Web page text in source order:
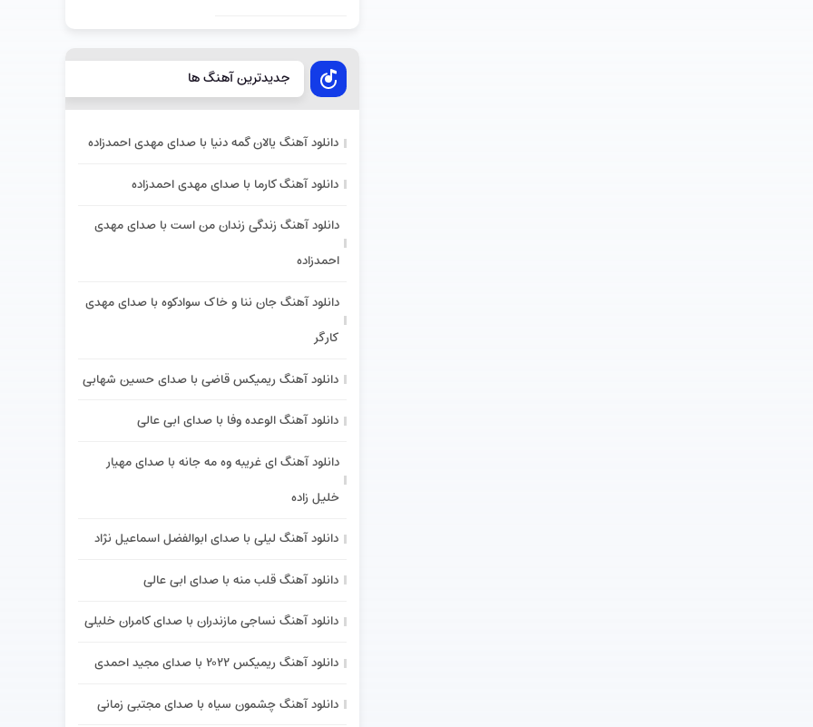
جدیدترین آهنگ ها
دانلود آهنگ یالان گمه دنیا با صدای مهدی احمدزاده
دانلود آهنگ کارما با صدای مهدی احمدزاده
دانلود آهنگ زندگی زندان من است با صدای مهدی
احمدزاده
دانلود آهنگ جان ننا و خاک سوادکوه با صدای مهدی
کارگر
دانلود آهنگ ریمیکس قاضی با صدای حسین شهابی
دانلود آهنگ الوعده وفا با صدای ابی عالی
دانلود آهنگ ای غریبه وه مه جانه با صدای مهیار
خلیل زاده
دانلود آهنگ لیلی با صدای ابوالفضل اسماعیل نژاد
دانلود آهنگ قلب منه با صدای ابی عالی
دانلود آهنگ نساجی مازندران با صدای کامران خلیلی
دانلود آهنگ ریمیکس ۲۰۲۲ با صدای مجید احمدی
دانلود آهنگ چشمون سیاه با صدای مجتبی زمانی